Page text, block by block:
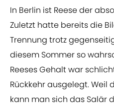
In Berlin ist Reese der
Zuletzt hatte bereits die
Trennung trotz
diesem Sommer so
Reeses Gehalt war
Rückkehr ausgelegt. Weil
kann man sich das Salär